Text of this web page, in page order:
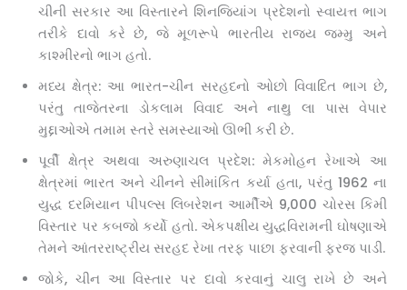
ચીની સરકાર આ વિસ્તારને શિનજિયાંગ પ્રદેશનો સ્વાયત્ત ભાગ
તરીકે દાવો કરે છે, જે મૂળરૂપે ભારતીય રાજ્ય જમ્મુ અને
કાશ્મીરનો ભાગ હતો.
મધ્ય ક્ષેત્ર: આ ભારત-ચીન સરહદનો ઓછો વિવાદિત ભાગ છે,
પરંતુ તાજેતરના ડોકલામ વિવાદ અને નાથુ લા પાસ વેપાર
મુદ્દાઓએ તમામ સ્તરે સમસ્યાઓ ઊભી કરી છે.
પૂર્વી ક્ષેત્ર અથવા અરુણાચલ પ્રદેશ: મેકમોહન રેખાએ આ
ક્ષેત્રમાં ભારત અને ચીનને સીમાંકિત કર્યા હતા, પરંતુ 1962 ના
યુદ્ધ દરમિયાન પીપલ્સ લિબરેશન આર્મીએ 9,000 ચોરસ કિમી
વિસ્તાર પર કબજો કર્યો હતો. એકપક્ષીય યુદ્ધવિરામની ઘોષણાએ
તેમને આંતરરાષ્ટ્રીય સરહદ રેખા તરફ પાછા ફરવાની ફરજ પાડી.
જોકે, ચીન આ વિસ્તાર પર દાવો કરવાનું ચાલુ રાખે છે અને